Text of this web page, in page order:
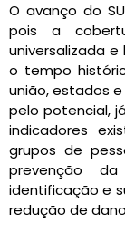
O avanço do
pois a
universalizada
o tempo
união, estados
pelo potencial,
indicadores
grupos de
prevenção
identificação e
redução de